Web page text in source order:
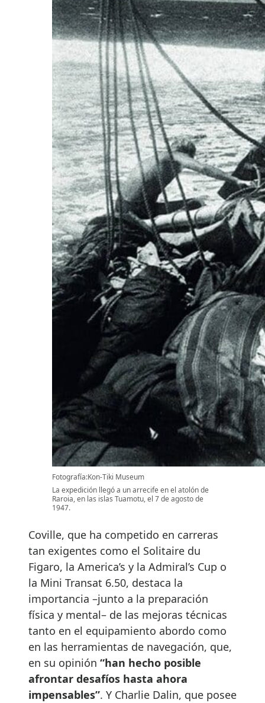
Fotografía:Kon-Tiki Museum
La expedición llegó a un arrecife en el atolón de
Raroia, en las islas Tuamotu, el 7 de agosto de
1947.
Coville, que ha competido en carreras
tan exigentes como el Solitaire du
Figaro, la America’s y la Admiral’s Cup o
la Mini Transat 6.50, destaca la
importancia –junto a la preparación
física y mental– de las mejoras técnicas
tanto en el equipamiento abordo como
en las herramientas de navegación, que,
en su opinión “han hecho posible
afrontar desafíos hasta ahora
impensables”. Y Charlie Dalin, que posee